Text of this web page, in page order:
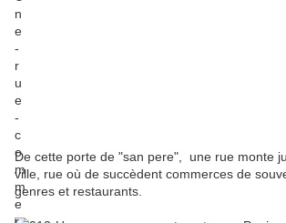
De cette porte de "san pere", une rue monte
ville, rue où de succèdent commerces de
genres et restaurants.